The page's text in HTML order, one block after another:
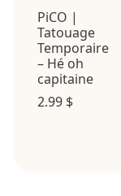
PiCO |
Tatouage
Temporaire
– Hé oh
capitaine
2.99 $